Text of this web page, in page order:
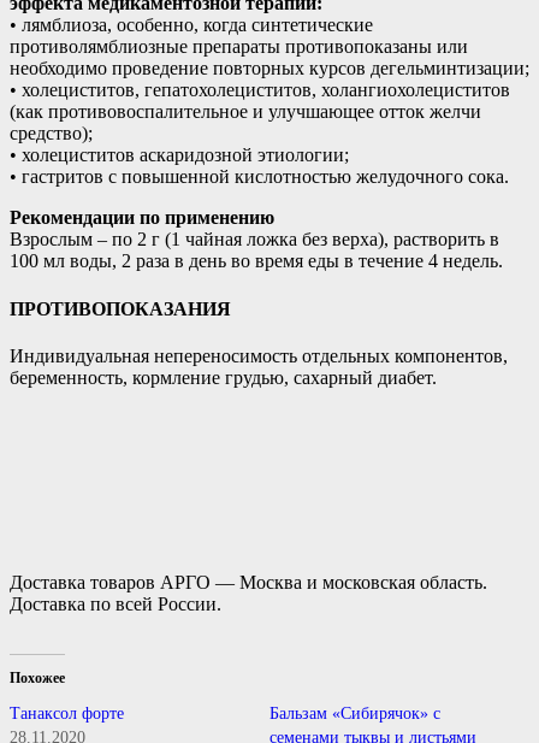
• лямблиоза, особенно, когда синтетические
противолямблиозные препараты противопоказаны или
необходимо проведение повторных курсов дегельминтизации;
• холециститов, гепатохолециститов, холангиохолециститов
(как противовоспалительное и улучшающее отток желчи
средство);
• холециститов аскаридозной этиологии;
• гастритов с повышенной кислотностью желудочного сока.
Рекомендации по применению
Взрослым – по 2 г (1 чайная ложка без верха), растворить в
100 мл воды, 2 раза в день во время еды в течение 4 недель.
ПРОТИВОПОКАЗАНИЯ
Индивидуальная непереносимость отдельных компонентов,
беременность, кормление грудью, сахарный диабет.
Доставка товаров АРГО — Москва и московская область.
Доставка по всей России.
Похожее
Танаксол форте
28.11.2020
Бальзам «Сибирячок» с
семенами тыквы и листьями